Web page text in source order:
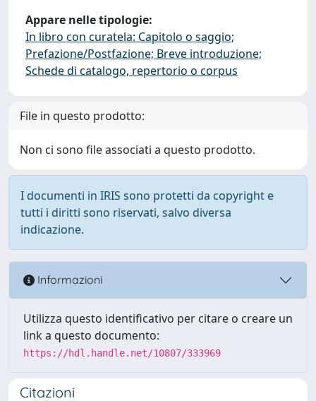
Appare nelle tipologie:
In libro con curatela: Capitolo o saggio;
Prefazione/Postfazione; Breve introduzione;
Schede di catalogo, repertorio o corpus
File in questo prodotto:
Non ci sono file associati a questo prodotto.
I documenti in IRIS sono protetti da copyright e
tutti i diritti sono riservati, salvo diversa
indicazione.
Informazioni
Utilizza questo identificativo per citare o creare un
link a questo documento:
https://hdl.handle.net/10807/333969
Citazioni